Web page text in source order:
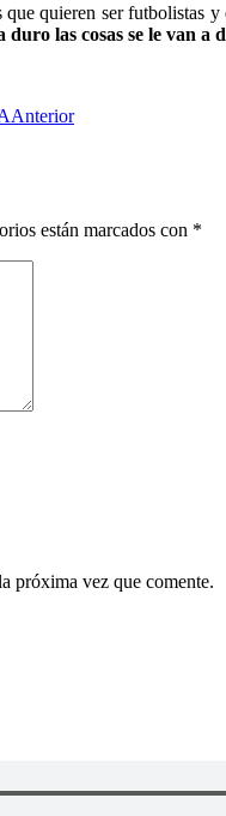
quieren ser futbolistas
las cosas se le van a
Anterior
están marcados con *
próxima vez que comente.